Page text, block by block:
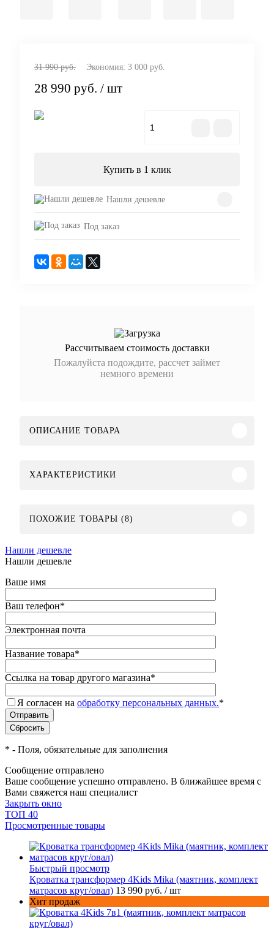
31 990 руб. Экономия: 3 000 руб.
28 990 руб. / шт
Купить в 1 клик
Нашли дешевле
Под заказ
Рассчитываем стоимость доставки
Пожалуйста подождите, рассчет займет
немного времени
ОПИСАНИЕ ТОВАРА
ХАРАКТЕРИСТИКИ
ПОХОЖИЕ ТОВАРЫ (8)
Нашли дешевле
Нашли дешевле
Ваше имя
Ваш телефон*
Электронная почта
Название товара*
Ссылка на товар другого магазина*
Я согласен на обработку персональных данных.*
* - Поля, обязательные для заполнения
Сообщение отправлено
Ваше сообщение успешно отправлено. В ближайшее время с
Вами свяжется наш специалист
Закрыть окно
ТОП 40
Просмотренные товары
Быстрый просмотр
Кроватка трансформер 4Kids Mika (маятник, комплект
матрасов круг/овал) 13 990 руб. / шт
Хит продаж